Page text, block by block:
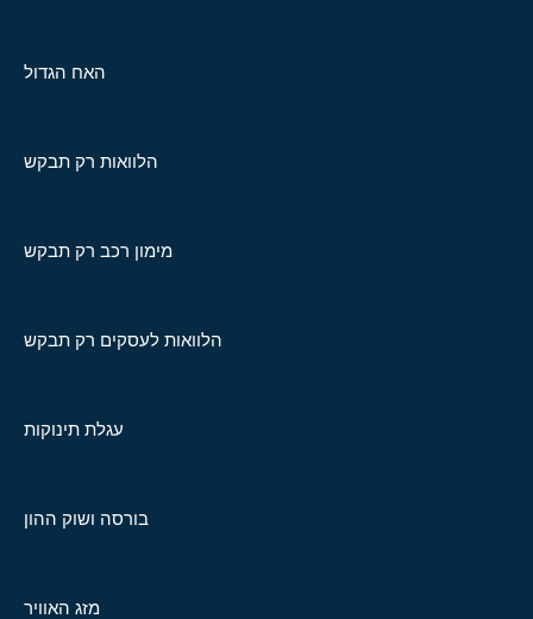
האח הגדול
הלוואות רק תבקש
מימון רכב רק תבקש
הלוואות לעסקים רק תבקש
עגלת תינוקות
בורסה ושוק ההון
מזג האוויר